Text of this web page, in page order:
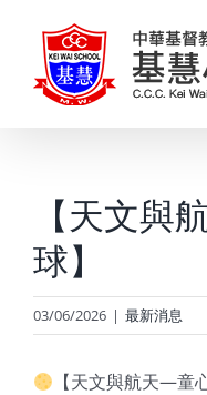
content
【天文與
球】
03/06/2026 | 最新消息
【天文與航天—童